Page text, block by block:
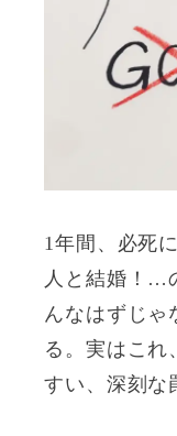
1年間、必死
人と結婚！…
んなはずじゃ
る。実はこれ
すい、深刻な